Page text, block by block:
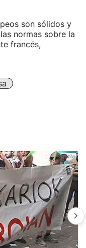
son sólidos y
normas sobre la
francés,